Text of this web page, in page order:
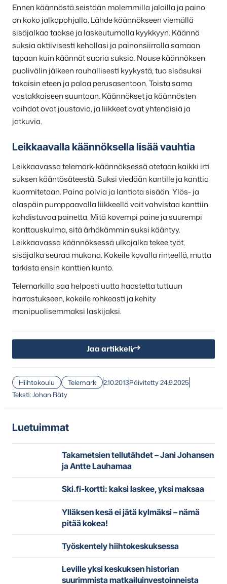
Ennen käännöstä seistään molemmilla jaloilla ja paino
on koko jalkapohjalla. Lähde käännökseen viemällä
sisäjalkaa taakse ja laskeutumalla kyykkyyn. Käännä
suksia aktiivisesti kehollasi ja painonsiirrolla samaan
tapaan kuin käännät suoria suksia. Nouse käännöksen
puolivälin jälkeen rauhallisesti kyykystä, tuo sisäsuksi
takaisin eteen ja palaa perusasentoon. Toista sama
vastakkaiseen suuntaan. Käännökset ja käännösten
vaihdot ovat joustavia, ja liikkeet ovat yhtenäisiä ja
jatkuvia.
Leikkaavalla käännöksella lisää vauhtia
Leikkaavassa telemark-käännöksessä otetaan kaikki irti
suksen kääntösäteestä. Suksi viedään kantille ja kanttia
kuormitetaan. Paina polvia ja lantiota sisään. Ylös- ja
alaspäin pumppaavalla liikkeellä voit vahvistaa kanttiin
kohdistuvaa painetta. Mitä kovempi paine ja suurempi
kanttauskulma, sitä ärhäkämmin suksi kääntyy.
Leikkaavassa käännöksessä ulkojalka tekee työt,
sisäjalka seuraa mukana. Kokeile kovalla rinteellä, mutta
tarkista ensin kanttien kunto.
Telemarkilla saa helposti uutta haastetta tuttuun
harrastukseen, kokeile rohkeasti ja kehity
monipuolisemmaksi laskijaksi.
Jaa artikkeli
Hiihtokoulu Telemark 2.10.2013Päivitetty 24.9.2025
Teksti: Johan Räty
Luetuimmat
Takametsien tellutähdet – Jani Johansen
ja Antte Lauhamaa
Ski.fi-kortti: kaksi laskee, yksi maksaa
Ylläksen kesä ei jätä kylmäksi – nämä
pitää kokea!
Työskentely hiihtokeskuksessa
Leville yksi keskuksen historian
suurimmista matkailuinvestoinneista